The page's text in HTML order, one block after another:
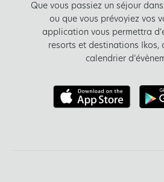
Que vous passiez un séjour
ou que vous prévoyiez vos
application vous permettra
resorts et destinations Ikos,
calendrier